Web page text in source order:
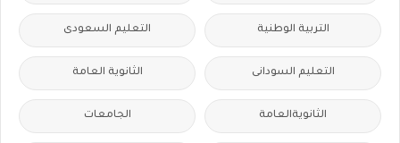
التربية الوطنية التعليم السعودى
التعليم السودانى الثانوية العامة
الثانويةالعامة الجامعات